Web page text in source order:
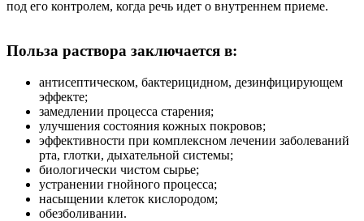
под его контролем, когда речь идет о внутреннем приеме.
Польза раствора заключается в:
антисептическом, бактерицидном, дезинфицирующем
эффекте;
замедлении процесса старения;
улучшения состояния кожных покровов;
эффективности при комплексном лечении заболеваний
рта, глотки, дыхательной системы;
биологически чистом сырье;
устранении гнойного процесса;
насыщении клеток кислородом;
обезболивании.